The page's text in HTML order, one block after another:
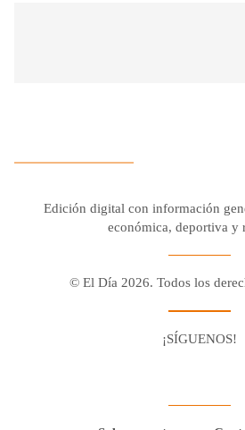
Edición digital con información
económica, deportiva y
© El Día 2026. Todos los
¡SÍGUENOS!